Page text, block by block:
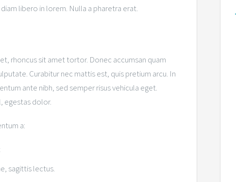
libero in lorem. Nulla a pharetra erat.
rhoncus sit amet tortor. Donec accumsan quam
Curabitur nec mattis est, quis pretium arcu. In
ante nibh, sed semper risus vehicula eget.
egestas dolor.
a:
sagittis lectus.